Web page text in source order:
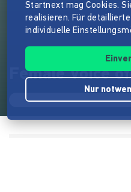
Female Voice
Startnext mag Cookies.
realisieren. Für
individuelle
Nur